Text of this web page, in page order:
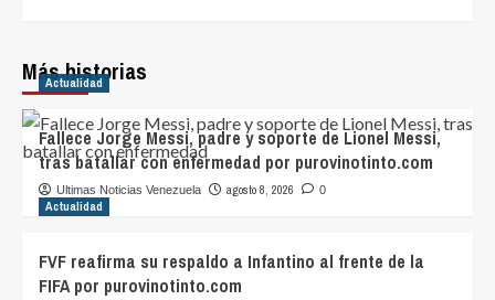
Más historias
Actualidad
Fallece Jorge Messi, padre y soporte de Lionel Messi,
tras batallar con enfermedad por purovinotinto.com
Ultimas Noticias Venezuela agosto 8, 2026 0
Actualidad
FVF reafirma su respaldo a Infantino al frente de la
FIFA por purovinotinto.com